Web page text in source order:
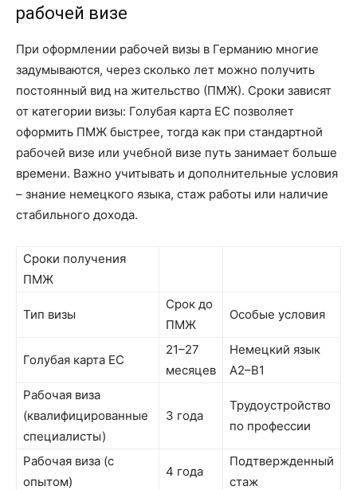
рабочей визе
При оформлении рабочей визы в Германию многие
задумываются, через сколько лет можно получить
постоянный вид на жительство (ПМЖ). Сроки зависят
от категории визы: Голубая карта ЕС позволяет
оформить ПМЖ быстрее, тогда как при стандартной
рабочей визе или учебной визе путь занимает больше
времени. Важно учитывать и дополнительные условия
– знание немецкого языка, стаж работы или наличие
стабильного дохода.
Сроки получения
ПМЖ
Тип визы
Срок до
ПМЖ
Особые условия
Голубая карта ЕС
21–27
месяцев
Немецкий язык
A2–B1
Рабочая виза
(квалифицированные
специалисты)
3 года
Трудоустройство
по профессии
Рабочая виза (с
опытом)
4 года
Подтвержденный
стаж